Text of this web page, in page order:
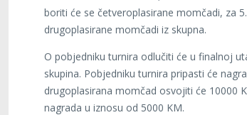
boriti će se četveroplasirane momčadi, za
drugoplasirane momčadi iz skupna.
O pobjedniku turnira odlučiti će u finalnoj
skupina. Pobjedniku turnira pripasti će
drugoplasirana momčad osvojiti će 10000
nagrada u iznosu od 5000 KM.